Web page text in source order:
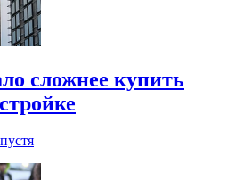
сложнее купить